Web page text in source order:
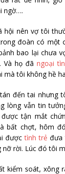
ngờ….
hội nên vợ tôi
đoàn có một
bao lại chưa
Và họ đãngoại
mà tôi không hề
đến tai nhưng
lòng vẫn tin
tận mắt
bất chợt, hôm
được tình trẻ đưa
nỡ rời. Lúc đó tôi
kiểm soát, xông